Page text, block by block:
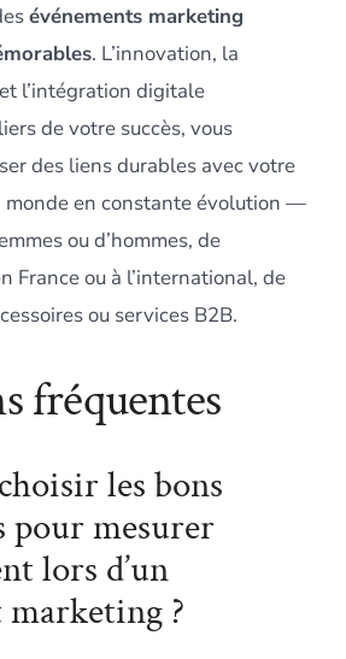
événements marketing
. L’innovation, la
l’intégration digitale
de votre succès, vous
des liens durables avec votre
monde en constante évolution —
ou d’hommes, de
France ou à l’international, de
ou services B2B.
fréquentes
les bons
pour mesurer
lors d’un
marketing ?